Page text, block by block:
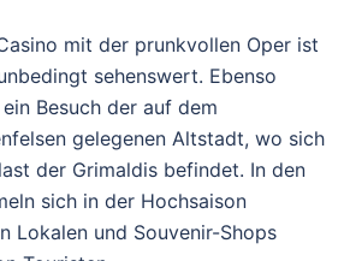
mit der prunkvollen Oper ist
sehenswert. Ebenso
Besuch der auf dem
gelegenen Altstadt, wo sich
der Grimaldis befindet. In den
sich in der Hochsaison
Lokalen und Souvenir-Shops